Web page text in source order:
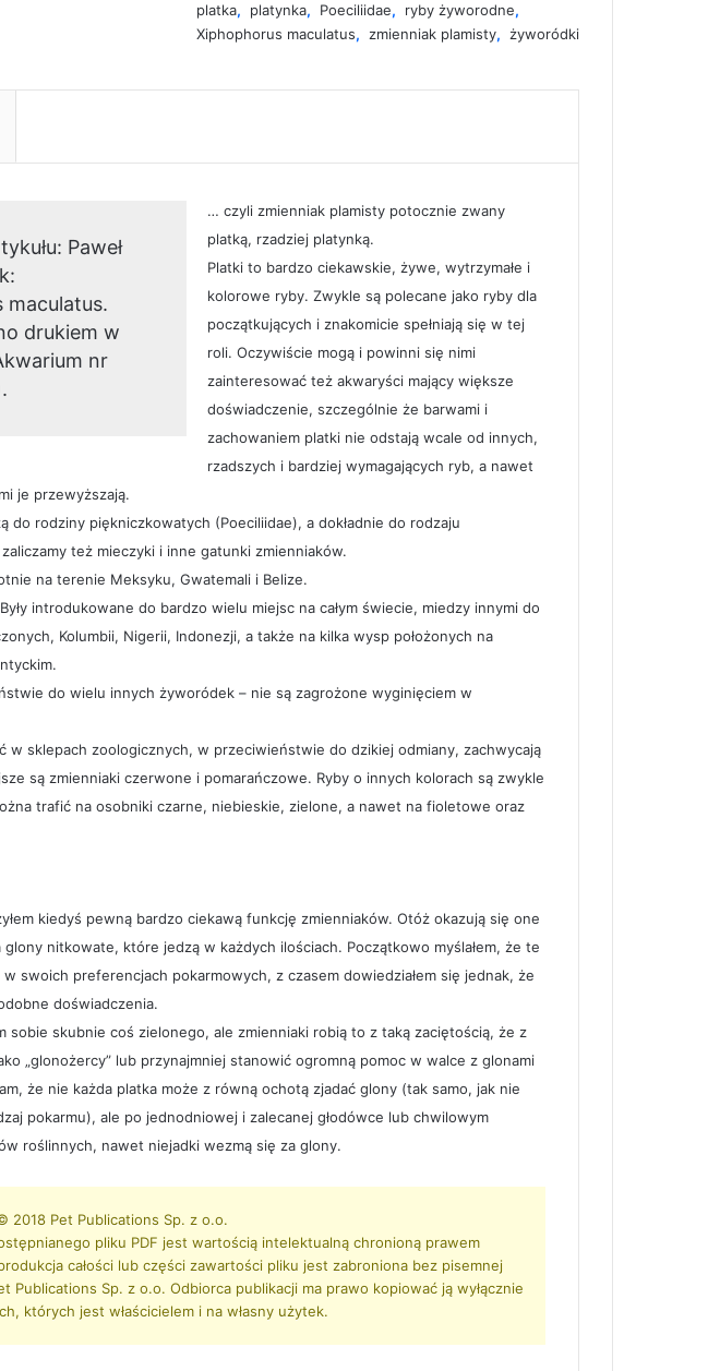
platka, platynka, Poeciliidae, ryby żyworodne,
Xiphophorus maculatus, zmienniak plamisty, żyworódki
Paweł
maculatus.
drukiem w
nr
… czyli zmienniak plamisty potocznie zwany
platką, rzadziej platynką.
Platki to bardzo ciekawskie, żywe, wytrzymałe i
kolorowe ryby. Zwykle są polecane jako ryby dla
początkujących i znakomicie spełniają się w tej
roli. Oczywiście mogą i powinni się nimi
zainteresować też akwaryści mający większe
doświadczenie, szczególnie że barwami i
zachowaniem platki nie odstają wcale od innych,
rzadszych i bardziej wymagających ryb, a nawet
je przewyższają.
do rodziny piękniczkowatych (Poeciliidae), a dokładnie do rodzaju
też mieczyki i inne gatunki zmienniaków.
na terenie Meksyku, Gwatemali i Belize.
introdukowane do bardzo wielu miejsc na całym świecie, miedzy innymi do
Kolumbii, Nigerii, Indonezji, a także na kilka wysp położonych na
do wielu innych żyworódek – nie są zagrożone wyginięciem w
w sklepach zoologicznych, w przeciwieństwie do dzikiej odmiany, zachwycają
są zmienniaki czerwone i pomarańczowe. Ryby o innych kolorach są zwykle
trafić na osobniki czarne, niebieskie, zielone, a nawet na fioletowe oraz
kiedyś pewną bardzo ciekawą funkcję zmienniaków. Otóż okazują się one
glony nitkowate, które jedzą w każdych ilościach. Początkowo myślałem, że te
swoich preferencjach pokarmowych, z czasem dowiedziałem się jednak, że
doświadczenia.
sobie skubnie coś zielonego, ale zmienniaki robią to z taką zaciętością, że z
„glonożercy” lub przynajmniej stanowić ogromną pomoc w walce z glonami
że nie każda platka może z równą ochotą zjadać glony (tak samo, jak nie
pokarmu), ale po jednodniowej i zalecanej głodówce lub chwilowym
roślinnych, nawet niejadki wezmą się za glony.
2018 Pet Publications Sp. z o.o.
pliku PDF jest wartością intelektualną chronioną prawem
całości lub części zawartości pliku jest zabroniona bez pisemnej
Publications Sp. z o.o. Odbiorca publikacji ma prawo kopiować ją wyłącznie
których jest właścicielem i na własny użytek.